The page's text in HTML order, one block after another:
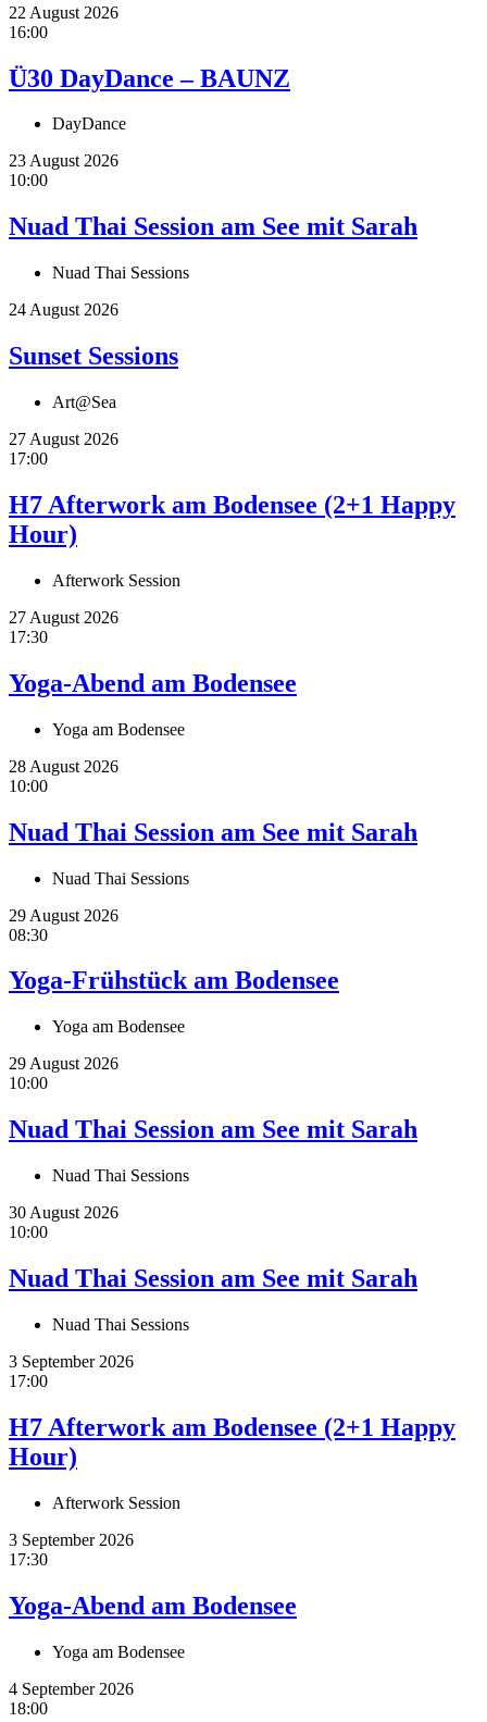
22 August 2026
16:00
Ü30 DayDance – BAUNZ
DayDance
23 August 2026
10:00
Nuad Thai Session am See mit Sarah
Nuad Thai Sessions
24 August 2026
Sunset Sessions
Art@Sea
27 August 2026
17:00
H7 Afterwork am Bodensee (2+1 Happy
Hour)
Afterwork Session
27 August 2026
17:30
Yoga-Abend am Bodensee
Yoga am Bodensee
28 August 2026
10:00
Nuad Thai Session am See mit Sarah
Nuad Thai Sessions
29 August 2026
08:30
Yoga-Frühstück am Bodensee
Yoga am Bodensee
29 August 2026
10:00
Nuad Thai Session am See mit Sarah
Nuad Thai Sessions
30 August 2026
10:00
Nuad Thai Session am See mit Sarah
Nuad Thai Sessions
3 September 2026
17:00
H7 Afterwork am Bodensee (2+1 Happy
Hour)
Afterwork Session
3 September 2026
17:30
Yoga-Abend am Bodensee
Yoga am Bodensee
4 September 2026
18:00